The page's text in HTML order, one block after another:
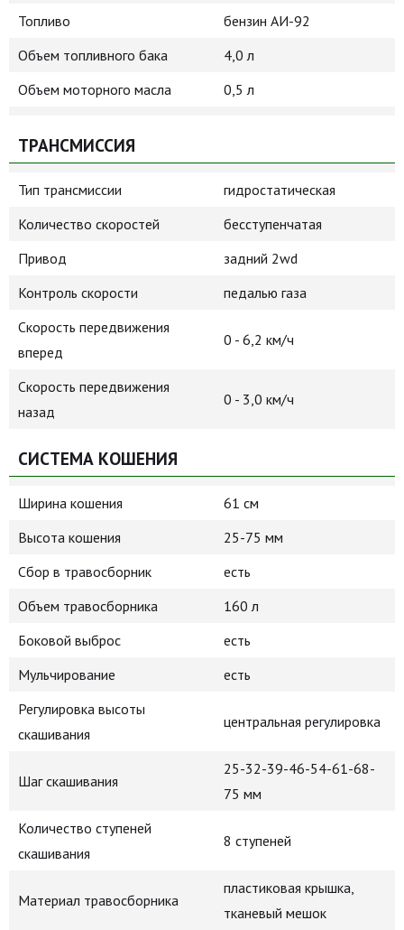
Топливо
бензин АИ-92
Объем топливного бака
4,0 л
Объем моторного масла
0,5 л
ТРАНСМИССИЯ
Тип трансмиссии
гидростатическая
Количество скоростей
бесступенчатая
Привод
задний 2wd
Контроль скорости
педалью газа
Скорость передвижения
вперед
0 - 6,2 км/ч
Скорость передвижения
назад
0 - 3,0 км/ч
СИСТЕМА КОШЕНИЯ
Ширина кошения
61 см
Высота кошения
25-75 мм
Сбор в травосборник
есть
Объем травосборника
160 л
Боковой выброс
есть
Мульчирование
есть
Регулировка высоты
скашивания
центральная регулировка
Шаг скашивания
25-32-39-46-54-61-68-
75 мм
Количество ступеней
скашивания
8 ступеней
Материал травосборника
пластиковая крышка,
тканевый мешок